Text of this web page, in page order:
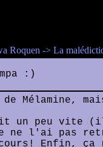
Roquen -> La
:)
Mélamine,
un peu vite (il
ne l'ai pas
Enfin,